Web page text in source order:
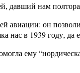
давший нам
он
нас в 1939 году,
ему